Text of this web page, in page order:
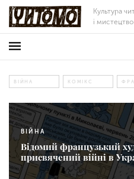
Культура
і
ВІЙНА КОМІКС
ВІЙНА
Відомий французький
присвячений війні в